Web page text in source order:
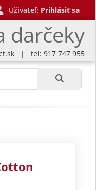
darčeky
Uživateľ: Prihlásiť sa
| tel: 917 747 955